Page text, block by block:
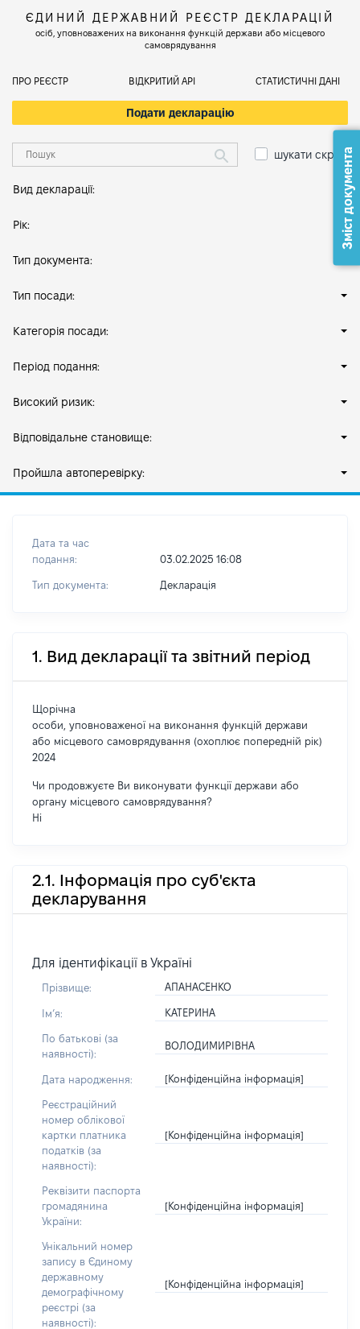
ЄДИНИЙ ДЕРЖАВНИЙ РЕЄСТР ДЕКЛАРАЦІЙ
осіб, уповноважених на виконання функцій держави або місцевого
самоврядування
ПРО РЕЄСТР ВІДКРИТИЙ АРІ СТАТИСТИЧНІ ДАНІ
Подати декларацію
шукати скрізь
Вид декларації:
Рік:
Тип документа:
Тип посади:
Категорія посади:
Період подання:
Високий ризик:
Відповідальне становище:
Пройшла автоперевірку:
Дата та час
подання:
03.02.2025 16:08
Тип документа: Декларація
1. Вид декларації та звітний період
Щорічна
особи, уповноваженої на виконання функцій держави
або місцевого самоврядування (охоплює попередній рік)
2024
Чи продовжуєте Ви виконувати функції держави або
органу місцевого самоврядування?
Ні
2.1. Інформація про суб'єкта
декларування
Для ідентифікації в Україні
Прізвище: АПАНАСЕНКО
Імʼя: КАТЕРИНА
По батькові (за
наявності):
ВОЛОДИМИРІВНА
Дата народження: [Конфіденційна інформація]
Реєстраційний
номер облікової
картки платника
податків (за
наявності):
[Конфіденційна інформація]
Реквізити паспорта
громадянина
України:
[Конфіденційна інформація]
Унікальний номер
запису в Єдиному
державному
демографічному
реєстрі (за
наявності):
[Конфіденційна інформація]
Зміст документа